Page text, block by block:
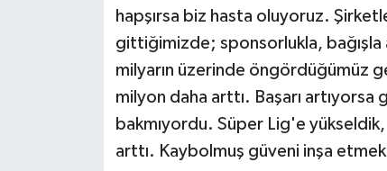
hapşırsa biz hasta oluyoruz.
gittiğimizde; sponsorlukla, bağışla
milyarın üzerinde öngördüğümüz
milyon daha arttı. Başarı
bakmıyordu. Süper Lig'e
arttı. Kaybolmuş güveni inşa